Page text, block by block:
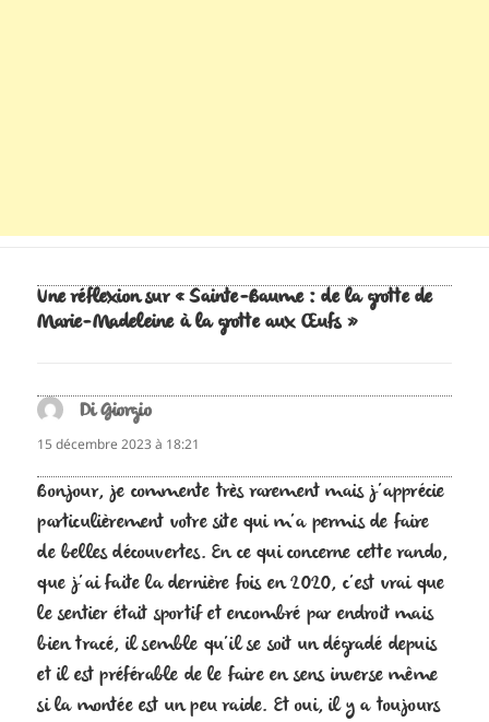
Une réflexion sur « Sainte-Baume : de la grotte de
Marie-Madeleine à la grotte aux Œufs »
Di Giorgiodit :
15 décembre 2023 à 18:21
Bonjour, je commente très rarement mais j’apprécie
particulièrement votre site qui m’a permis de faire
de belles découvertes. En ce qui concerne cette rando,
que j’ai faite la dernière fois en 2020, c’est vrai que
le sentier était sportif et encombré par endroit mais
bien tracé, il semble qu’il se soit un dégradé depuis
et il est préférable de le faire en sens inverse même
si la montée est un peu raide. Et oui, il y a toujours